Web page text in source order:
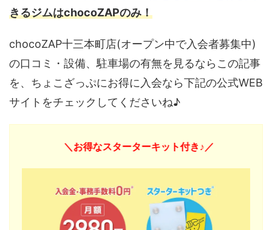
きるジムはchocoZAPのみ！
chocoZAP十三本町店(オープン中で入会者募集中)
の口コミ・設備、駐車場の有無を見るならこの記事
を、ちょこざっぷにお得に入会なら下記の公式WEB
サイトをチェックしてくださいね♪
＼お得なスターターキット付き♪／